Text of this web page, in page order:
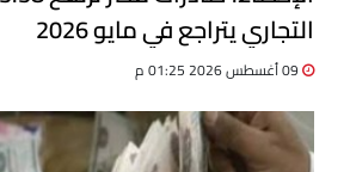
التجاري يتراجع في مايو 2026